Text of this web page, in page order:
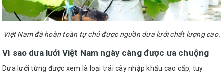
Việt Nam đã hoàn toàn tự chủ được nguồn dưa lưới chất lượng cao.
Vì sao dưa lưới Việt Nam ngày càng được ưa chuộng
Dưa lưới từng được xem là loại trái cây nhập khẩu cao cấp, tuy